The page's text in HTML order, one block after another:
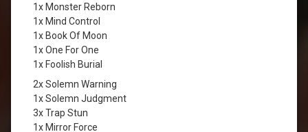
1x Monster Reborn
1x Mind Control
1x Book Of Moon
1x One For One
1x Foolish Burial
2x Solemn Warning
1x Solemn Judgment
3x Trap Stun
1x Mirror Force